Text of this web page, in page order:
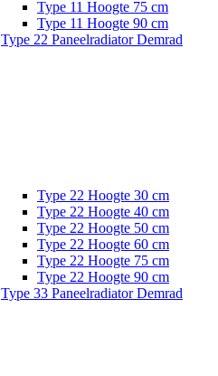
Type 11 Hoogte 75 cm
Type 11 Hoogte 90 cm
Type 22 Paneelradiator Demrad
Type 22 Hoogte 30 cm
Type 22 Hoogte 40 cm
Type 22 Hoogte 50 cm
Type 22 Hoogte 60 cm
Type 22 Hoogte 75 cm
Type 22 Hoogte 90 cm
Type 33 Paneelradiator Demrad